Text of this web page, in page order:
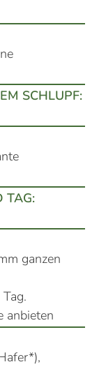
SCHLUPF:
TAG:
ganzen
anbieten